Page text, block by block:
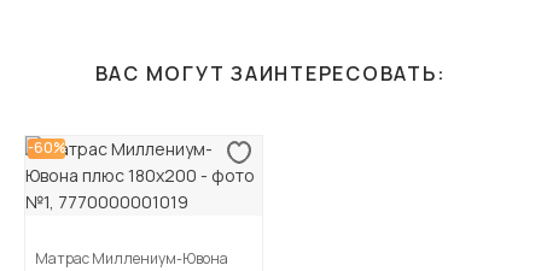
ВАС МОГУТ ЗАИНТЕРЕСОВАТЬ:
-60%
Матрас Миллениум-Ювона